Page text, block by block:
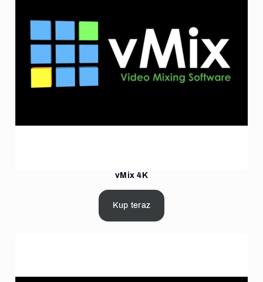
vMix 4K
Kup teraz